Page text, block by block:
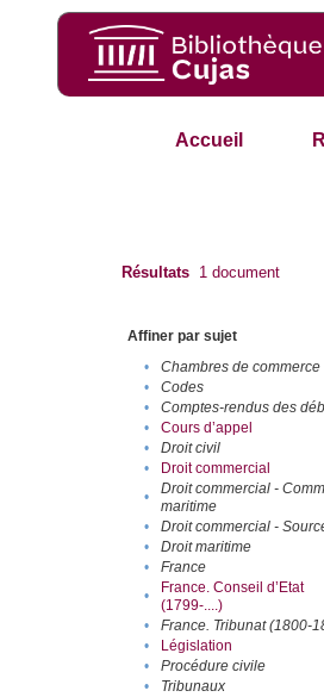
Accueil
Résultats 1 document
Affiner par sujet
•
Chambres de commerce
•
Codes
•
Comptes-rendus des
•
Cours d’appel
•
Droit civil
•
Droit commercial
•
Droit commercial -
maritime
• Droit commercial -
•
Droit maritime
•
France
•
France. Conseil d’Etat
(1799-....)
• France. Tribunat (1800-
•
Législation
•
Procédure civile
•
Tribunaux